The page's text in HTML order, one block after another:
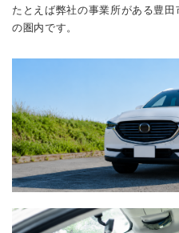
たとえば弊社の事業所がある豊
の圏内です。